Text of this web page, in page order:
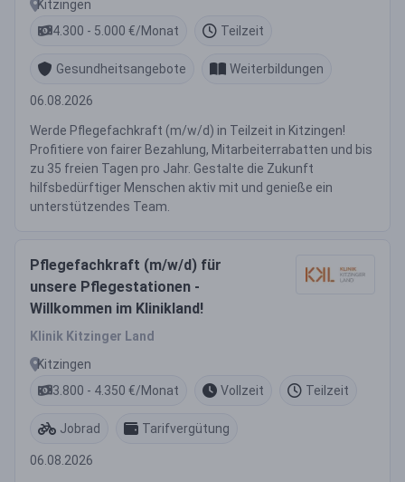
Kitzingen
4.300 - 5.000 €/Monat
Teilzeit
Gesundheitsangebote Weiterbildungen
06.08.2026
Werde Pflegefachkraft (m/w/d) in Teilzeit in Kitzingen!
Profitiere von fairer Bezahlung, Mitarbeiterrabatten und bis
zu 35 freien Tagen pro Jahr. Gestalte die Zukunft
hilfsbedürftiger Menschen aktiv mit und genieße ein
unterstützendes Team.
Pflegefachkraft (m/w/d) für
unsere Pflegestationen -
Willkommen im Klinikland!
Klinik Kitzinger Land
Kitzingen
3.800 - 4.350 €/Monat
Vollzeit Teilzeit
Jobrad Tarifvergütung
06.08.2026